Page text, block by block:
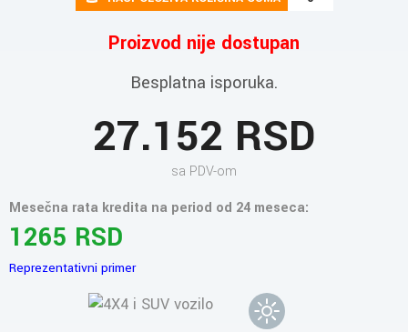
Proizvod nije dostupan
Besplatna isporuka.
27.152 RSD
sa PDV-om
Mesečna rata kredita na period od 24 meseca:
1265 RSD
Reprezentativni primer